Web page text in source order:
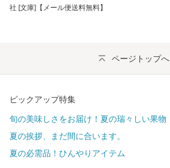
社 [文庫]【メール便送料無料】
ページトップへ
ピックアップ特集
旬の美味しさをお届け！夏の瑞々しい果物
夏の挨拶、まだ間に合います。
夏の必需品！ひんやりアイテム